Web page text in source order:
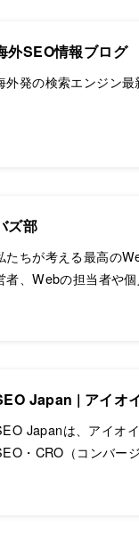
外SEO情報ブログ
外発の検索エンジン
ズ部
たちが考える最高の
者、Webの担当者や
Japan | アイオ
Japanは、アイオ
・CRO（コンバー